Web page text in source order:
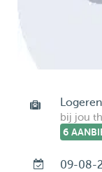
bij jou
6
09-08-